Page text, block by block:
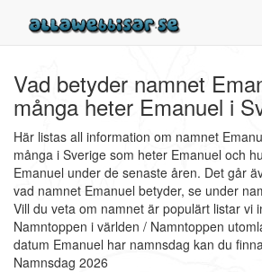
Vad betyder namnet
många heter Emanuel i
Här listas all information om namnet
många i Sverige som heter Emanuel och
Emanuel under de senaste åren. Det går
vad namnet Emanuel betyder, se under
Vill du veta om namnet är populärt listar vi
Namntoppen i världen / Namntoppen
datum Emanuel har namnsdag kan du
Namnsdag 2026